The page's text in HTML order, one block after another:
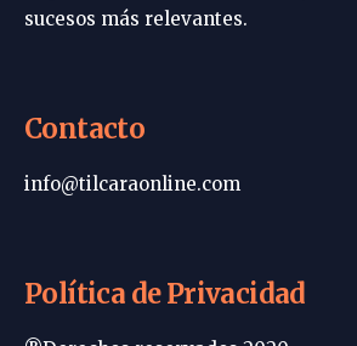
sucesos más relevantes.
Contacto
info@tilcaraonline.com
Política de Privacidad